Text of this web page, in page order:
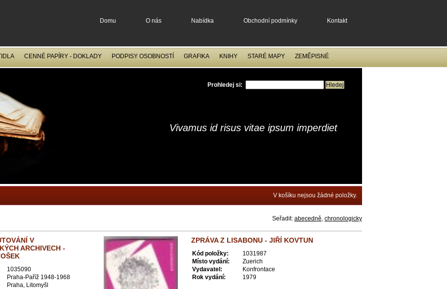
Seřadit: abecedně, chronologicky
V
ARCHIVECH -
1035090
Praha-Paříž 1948-1968
Praha, Litomyšl
ZPRÁVA Z LISABONU - JIŘÍ KOVTUN
Kód položky:
1031987
Místo vydání:
Zuerich
Vydavatel:
Konfrontace
Rok vydání:
1979
Domu O nás Nabídka Obchodní podmínky Kontakt
CENNÉ PAPÍRY - DOKLADY PODPISY OSOBNOSTÍ GRAFIKA KNIHY STARÉ MAPY ZEMĚPISNÉ
Vivamus id risus vitae ipsum imperdiet
Prohledej si:
V košíku nejsou žádné položky.